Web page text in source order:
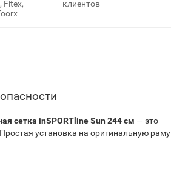
Fitex,
клиентов
сетка inSPORTline Sun 244 см — это
установка на оригинальную раму